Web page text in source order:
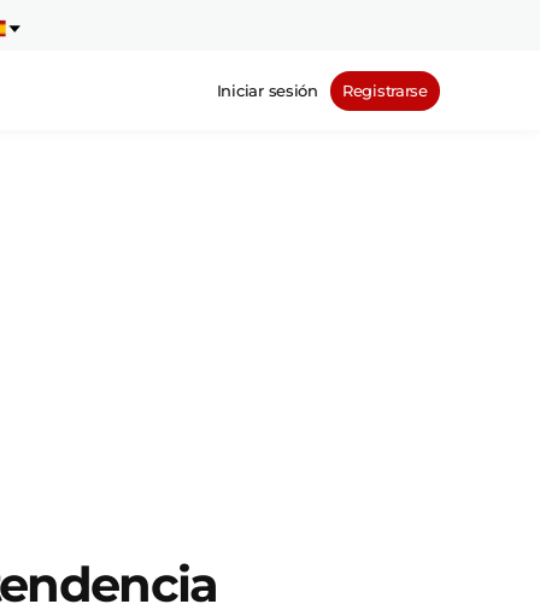
Iniciar sesión Registrarse